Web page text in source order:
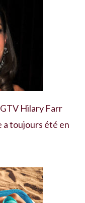
Hilary Farr
a toujours été en